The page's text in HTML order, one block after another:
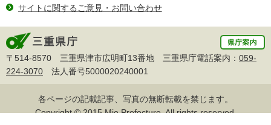
サイトに関するご意見・お問い合わせ
〒514-8570 三重県津市広明町13番地 三重県庁電話案内： 059-
224-3070 法人番号5000020240001
各ページの記載記事、写真の無断転載を禁じます。
Copyright © 2015 Mie Prefecture, All rights reserved.